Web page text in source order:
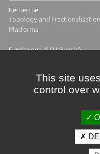
Recherche
Topology and
Platforms
Fundazione di l'Università
Crédits et mentions légales
This site
control over